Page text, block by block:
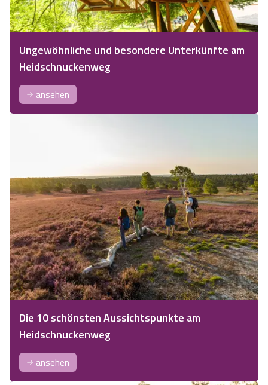
Ungewöhnliche und besondere Unterkünfte am
Heidschnuckenweg
ansehen
Die 10 schönsten Aussichtspunkte am
Heidschnuckenweg
ansehen